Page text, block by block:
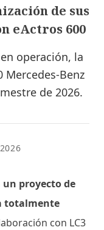
de sus
eActros 600
operación, la
Mercedes-Benz
de 2026.
proyecto de
totalmente
con LC3